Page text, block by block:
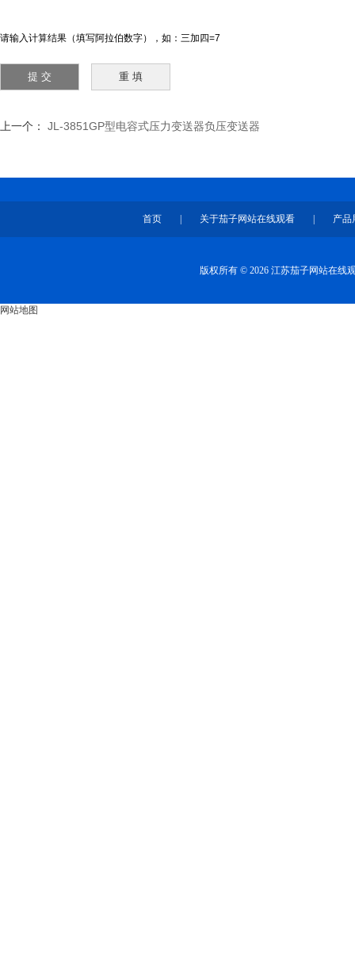
请输入计算结果（填写阿拉伯数字），如：三加四=7
上一个： JL-3851GP型电容式压力变送器负压变送器
首页 关于茄子网站在线观看 产品
版权所有 © 2026 江苏茄子网站在线
网站地图